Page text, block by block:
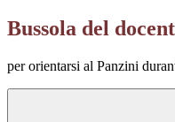
Bussola del
per orientarsi al Panzini